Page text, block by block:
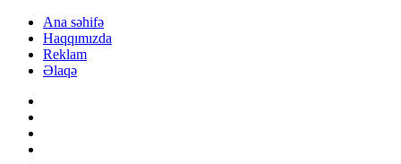
Ana səhifə
Haqqımızda
Reklam
Əlaqə